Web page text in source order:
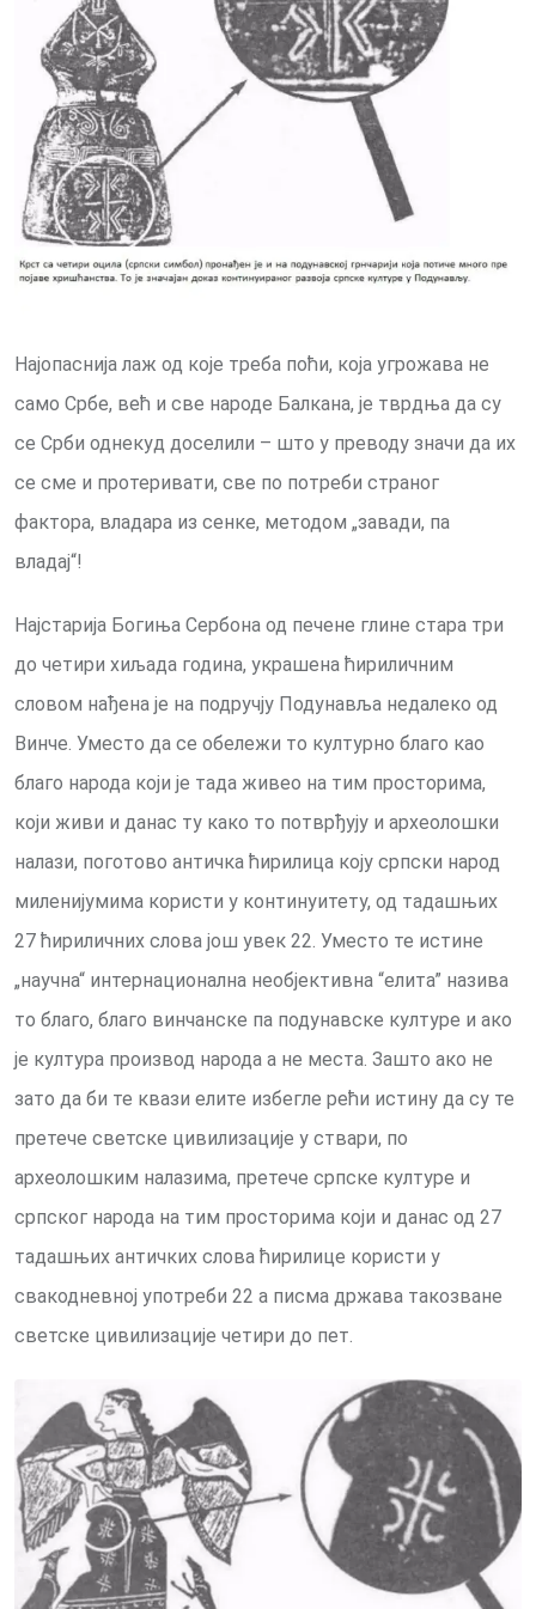
Најопаснија лаж од које треба поћи, која угрожава не
само Србе, већ и све народе Балкана, је тврдња да су
се Срби однекуд доселили – што у преводу значи да их
се сме и протеривати, све по потреби страног
фактора, владара из сенке, методом „завади, па
владај“!
Најстарија Богиња Сербона од печене глине стара три
до четири хиљада година, украшена ћириличним
словом нађена је на подручју Подунавља недалеко од
Винче. Уместо да се обележи то културно благо као
благо народа који је тада живео на тим просторима,
који живи и данас ту како то потврђују и археолошки
налази, поготово античка ћирилица коју српски народ
миленијумима користи у континуитету, од тадашњих
27 ћириличних слова још увек 22. Уместо те истине
„научна“ интернационална необјективна “елита” назива
то благо, благо винчанске па подунавске културе и ако
је култура производ народа а не места. Зашто ако не
зато да би те квази елите избегле рећи истину да су те
претече светске цивилизације у ствари, по
археолошким налазима, претече српске културе и
српског народа на тим просторима који и данас од 27
тадашњих античких слова ћирилице користи у
свакодневној употреби 22 а писма држава такозване
светске цивилизације четири до пет.